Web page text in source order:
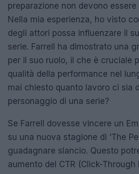
preparazione non devono
Nella mia esperienza, ho visto
degli attori possa influenzare il
serie. Farrell ha dimostrato una
per il suo ruolo, il che è cruciale
qualità della performance nel
mai chiesto quanto lavoro ci sia
personaggio di una serie?
Se Farrell dovesse vincere un
su una nuova stagione di ‘The
guadagnare slancio. Questo
aumento del CTR (Click-Through